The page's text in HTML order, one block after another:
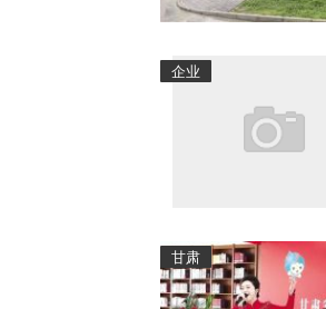
企业
甘肃